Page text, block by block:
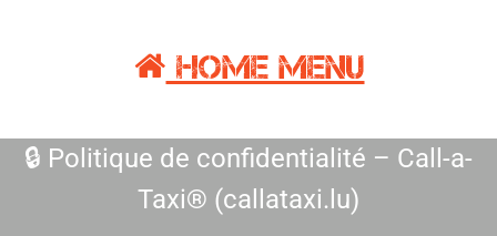
 Home Menu
🔒 Politique de confidentialité – Call-a-
Taxi® (callataxi.lu)